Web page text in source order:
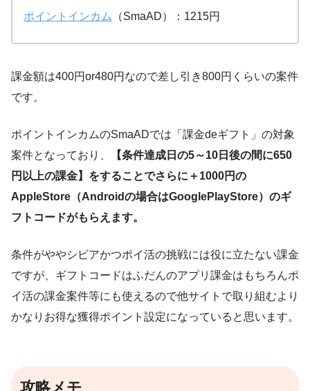
ポイントインカム （SmaAD）：1215円
課金額は400円or480円なので差し引き800円くらいの案件
です。
ポイントインカムのSmaADでは「課金deギフト」の対象
案件となっており、
【条件達成日の5～10日後の間に650
円以上の課金】をすることでさらに＋1000円の
AppleStore（Androidの場合はGooglePlayStore）のギ
フトコードがもらえます。
条件がややシビアかつポイ活の挑戦には役に立たない課金
ですが、ギフトコードはふだんのアプリ課金はもちろんポ
イ活の課金案件等にも使えるので他サイトで取り組むより
かなりお得な獲得ポイント設定になっていると思います。
攻略メモ